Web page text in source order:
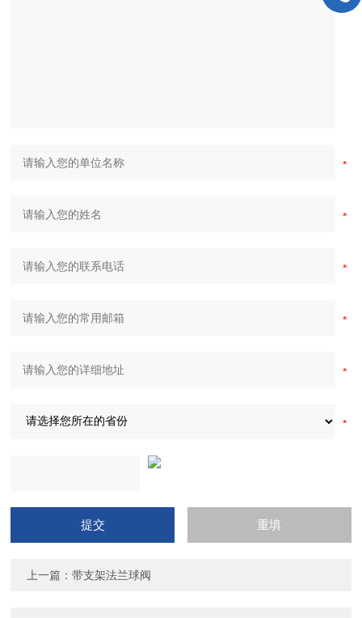
上一篇：带支架法兰球阀